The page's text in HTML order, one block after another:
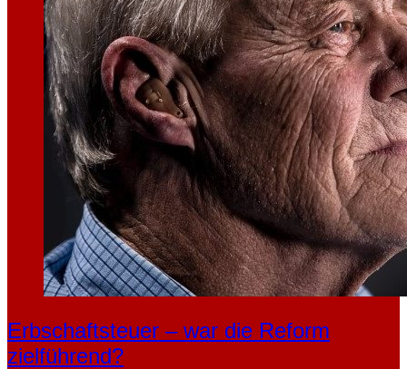
Erbschaftsteuer – war die Reform
zielführend?